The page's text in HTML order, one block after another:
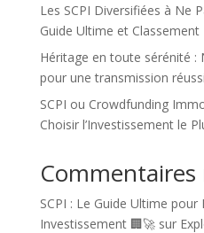
Les SCPI Diversifiées à Ne
Guide Ultime et Classement
Héritage en toute sérénité :
pour une transmission
SCPI ou Crowdfunding
Choisir l’Investissement le
Commentaires
SCPI : Le Guide Ultime
Investissement 🏢🚀sur